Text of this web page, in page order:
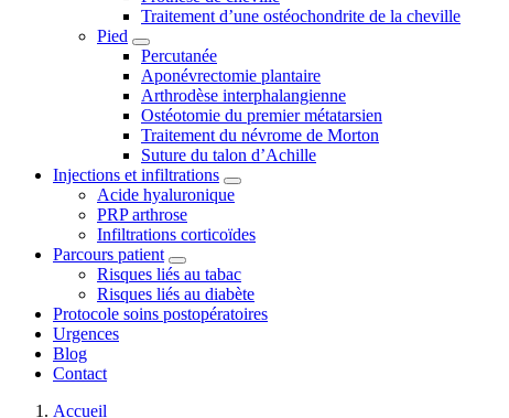
Traitement d’une ostéochondrite de la cheville
Pied
Percutanée
Aponévrectomie plantaire
Arthrodèse interphalangienne
Ostéotomie du premier métatarsien
Traitement du névrome de Morton
Suture du talon d’Achille
Injections et infiltrations
Acide hyaluronique
PRP arthrose
Infiltrations corticoïdes
Parcours patient
Risques liés au tabac
Risques liés au diabète
Protocole soins postopératoires
Urgences
Blog
Contact
Accueil